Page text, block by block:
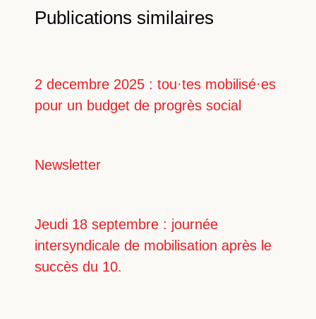
Publications similaires
2 decembre 2025 : tou·tes mobilisé·es
pour un budget de progrès social
Newsletter
Jeudi 18 septembre : journée
intersyndicale de mobilisation après le
succès du 10.